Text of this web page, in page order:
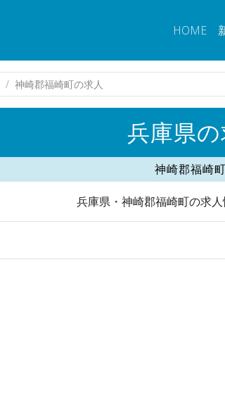
HOME
神崎郡福崎町の求人
兵庫県
神崎郡福崎
兵庫県・神崎郡福崎町の求人